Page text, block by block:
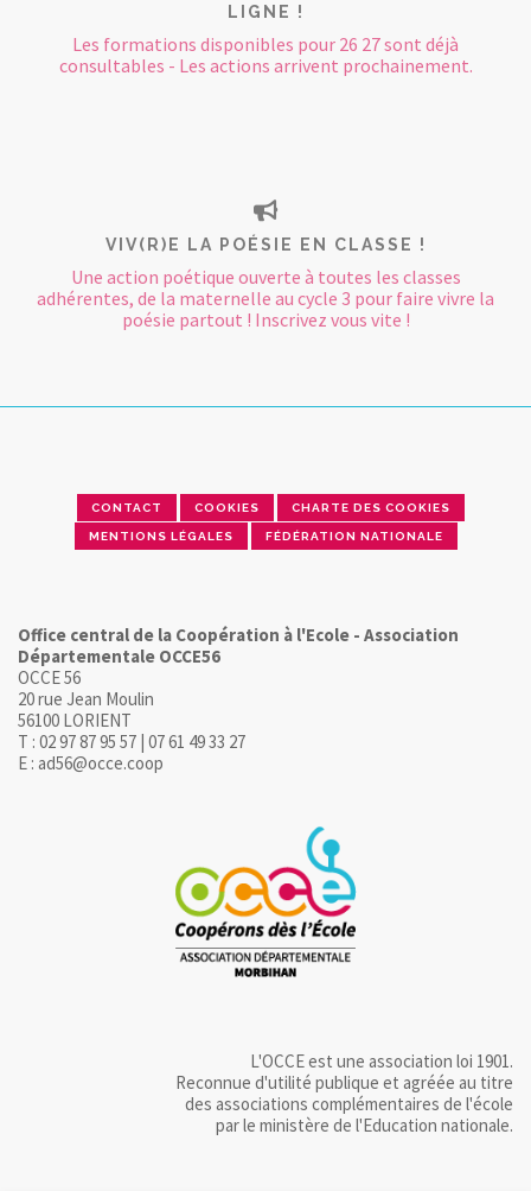
LIGNE !
Les formations disponibles pour 26 27 sont déjà
consultables - Les actions arrivent prochainement.
VIV(R)E LA POÉSIE EN CLASSE !
Une action poétique ouverte à toutes les classes
adhérentes, de la maternelle au cycle 3 pour faire vivre la
poésie partout ! Inscrivez vous vite !
CONTACT COOKIES CHARTE DES COOKIES
MENTIONS LÉGALES FÉDÉRATION NATIONALE
Office central de la Coopération à l'Ecole - Association
Départementale OCCE56
OCCE 56
20 rue Jean Moulin
56100 LORIENT
T : 02 97 87 95 57 | 07 61 49 33 27
E : ad56@occe.coop
L'OCCE est une association loi 1901.
Reconnue d'utilité publique et agréée au titre
des associations complémentaires de l'école
par le ministère de l'Education nationale.